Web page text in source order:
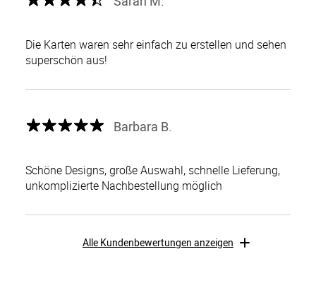
Die Karten waren sehr einfach zu erstellen und sehen
superschön aus!
Barbara B.
Schöne Designs, große Auswahl, schnelle Lieferung,
unkomplizierte Nachbestellung möglich
Alle Kundenbewertungen anzeigen